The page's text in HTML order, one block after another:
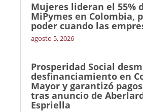
Mujeres lideran el 55%
MiPymes en Colombia,
poder cuando las
agosto 5, 2026
Prosperidad Social
desfinanciamiento en
Mayor y garantizó
tras anuncio de
Espriella